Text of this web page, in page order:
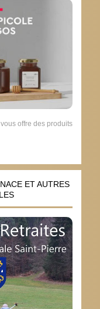
offre des produits
ET AUTRES